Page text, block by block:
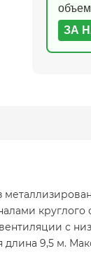
ЗА
с
9,5 м.